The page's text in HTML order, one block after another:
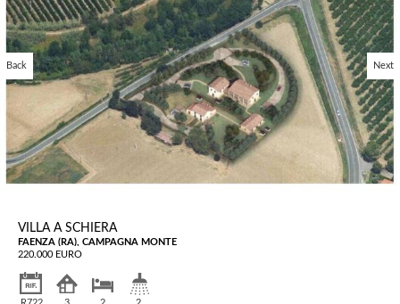
Back Next
VILLA A SCHIERA
FAENZA (RA), CAMPAGNA MONTE
220.000 EURO